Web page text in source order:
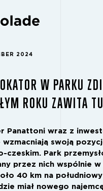
2024
W PARKU
ROKU ZAWITA
Panattoni wraz z
wzmacniają swoją
czeskim. Park
przez nich wspólnie
40 km na
miał nowego